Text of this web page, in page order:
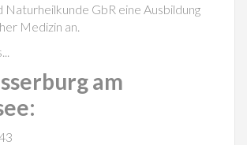
Naturheilkunde GbR eine Ausbildung
Medizin an.
am